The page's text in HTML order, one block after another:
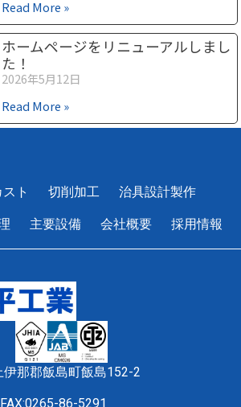
Read More »
ホームページをリニューアルしまし
た！
2026年5月12日
Read More »
ト 切削加工 治具設計製作
主要設備 会社概要 採用情報
那郡飯島町飯島152-2
FAX:0265-86-5291